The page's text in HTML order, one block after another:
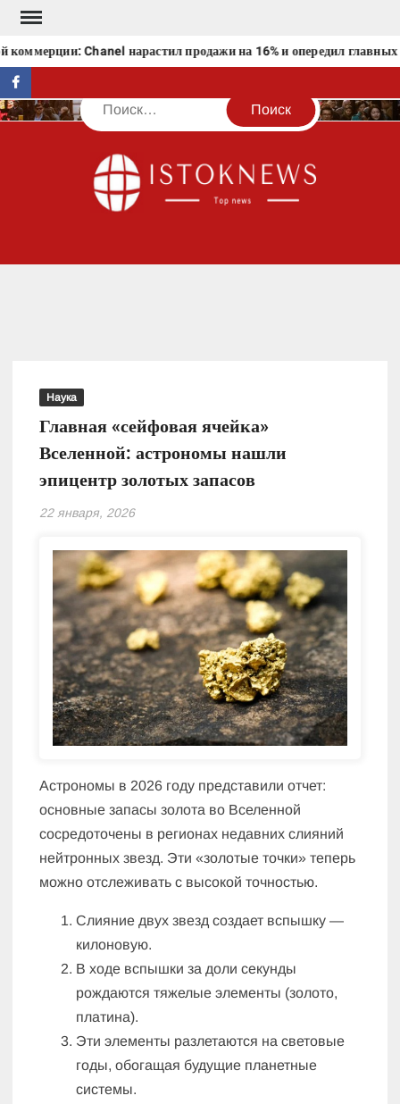
Перейти
содержимомуChanel нарастил продажи на 16% и опередил главных
facebook
Поиск
Наука
Главная «сейфовая ячейка»
Вселенной: астрономы нашли
эпицентр золотых запасов
22 января, 2026
Астрономы в 2026 году представили отчет:
основные запасы золота во Вселенной
сосредоточены в регионах недавних слияний
нейтронных звезд. Эти «золотые точки» теперь
можно отслеживать с высокой точностью.
Слияние двух звезд создает вспышку —
килоновую.
В ходе вспышки за доли секунды
рождаются тяжелые элементы (золото,
платина).
Эти элементы разлетаются на световые
годы, обогащая будущие планетные
системы.